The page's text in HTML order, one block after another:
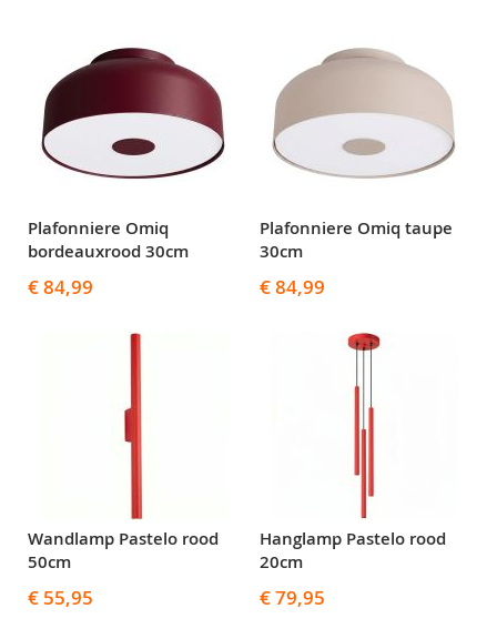
Plafonniere Omiq
bordeauxrood 30cm
€ 84,99
Plafonniere Omiq taupe
30cm
€ 84,99
Wandlamp Pastelo rood
50cm
€ 55,95
Hanglamp Pastelo rood
20cm
€ 79,95